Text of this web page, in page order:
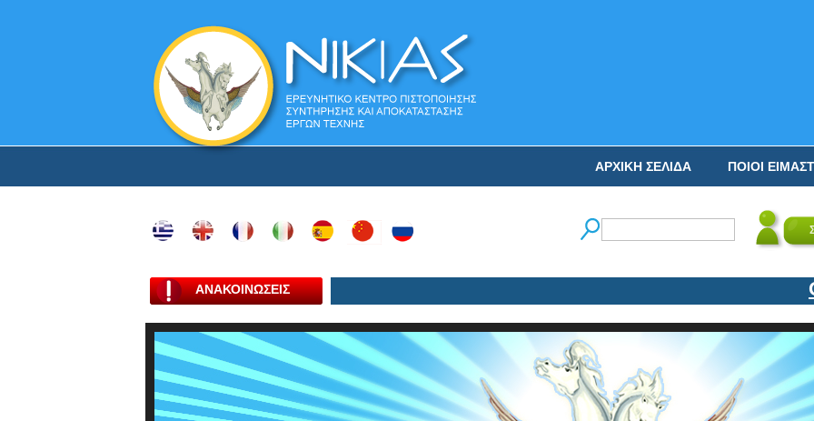
ΠΟΙΟΙ
ΑΡΧΙΚΗ ΣΕΛΙΔΑ
ΑΝΑΚΟΙΝΩΣΕΙΣ Ο